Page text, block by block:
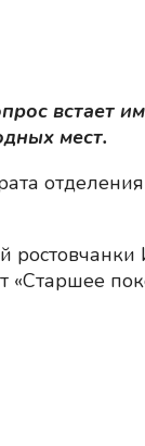
встает
мест.